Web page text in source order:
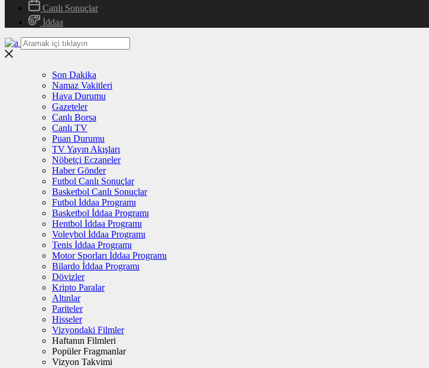
Canlı Sonuçlar
İddaa
Son Dakika
Namaz Vakitleri
Hava Durumu
Gazeteler
Canlı Borsa
Canlı TV
Puan Durumu
TV Yayın Akışları
Nöbetçi Eczaneler
Haber Gönder
Futbol Canlı Sonuçlar
Basketbol Canlı Sonuçlar
Futbol İddaa Programı
Basketbol İddaa Programı
Hentbol İddaa Programı
Voleybol İddaa Programı
Tenis İddaa Programı
Motor Sporları İddaa Programı
Bilardo İddaa Programı
Dövizler
Kripto Paralar
Altınlar
Pariteler
Hisseler
Vizyondaki Filmler
Haftanın Filmleri
Popüler Fragmanlar
Vizyon Takvimi